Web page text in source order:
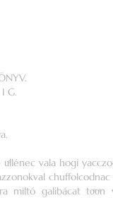
I G.
vala hogi
chuffolcodnac
miltó galibácat toͤoͤn